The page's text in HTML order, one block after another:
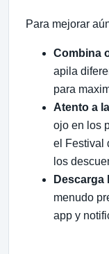
Para mejorar
Combina
apila
para
Atento a
ojo en los
el Festival
los
Descarga
menudo
app y